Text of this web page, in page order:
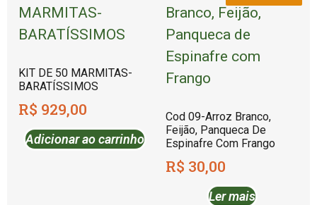
KIT DE 50 MARMITAS-
BARATÍSSIMOS
R$ 929,00
Adicionar ao carrinho
Cod 09-Arroz Branco,
Feijão, Panqueca De
Espinafre Com Frango
R$ 30,00
Ler mais